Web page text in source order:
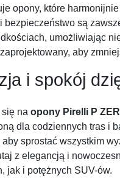
opony, które
bezpieczeństwo są
umożliwiając
aby
i spokój
się na opony Pirelli P
dla codziennych tras i
sprostać wszystkim
z elegancją i
jak i potężnych SUV-ów.